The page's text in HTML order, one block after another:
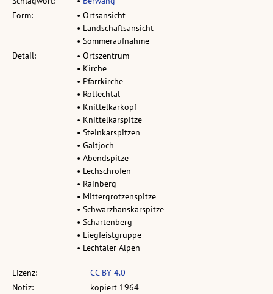
Form:
• Ortsansicht
• Landschaftsansicht
• Sommeraufnahme
Detail:
• Ortszentrum
• Kirche
• Pfarrkirche
• Rotlechtal
• Knittelkarkopf
• Knittelkarspitze
• Steinkarspitzen
• Galtjoch
• Abendspitze
• Lechschrofen
• Rainberg
• Mittergrotzenspitze
• Schwarzhanskarspitze
• Schartenberg
• Liegfeistgruppe
• Lechtaler Alpen
Lizenz:
CC BY 4.0
Notiz:
kopiert 1964